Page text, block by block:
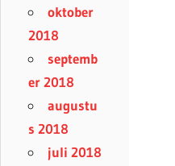
oktober
2018
septemb
er 2018
augustu
s 2018
juli 2018